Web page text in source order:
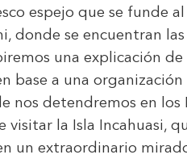
espejo que se funde
donde se encuentran
una explicación de
base a una
nos detendremos en
la Isla Incahuasi,
un extraordinario